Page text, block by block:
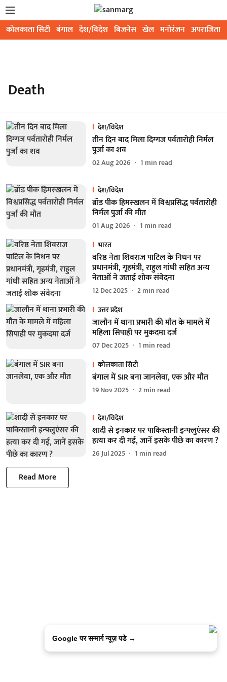
कोलकाता सिटी बंगाल देश/विदेश बिजनेस खेल मनोरंजन अपराजिता
Death
देश/विदेश
तीन दिन बाद मिला दिग्गज पर्वतारोही निर्मल
पुर्जा का शव
02 Aug 2026 1 min read
देश/विदेश
ब्रॉड पीक हिमस्खलन में विश्वप्रसिद्ध पर्वतारोही
निर्मल पुर्जा की मौत
01 Aug 2026 1 min read
भारत
वरिष्ठ नेता शिवराज पाटिल के निधन पर
प्रधानमंत्री, गृहमंत्री, राहुल गांधी सहित अन्य
नेताओं ने जताई शोक संवेदना
12 Dec 2025 2min read
उत्तर प्रदेश
जालौन में थाना प्रभारी की मौत के मामले में
महिला सिपाही पर मुकदमा दर्ज
07 Dec 2025 1 min read
कोलकाता सिटी
बंगाल में SIR बना जानलेवा, एक और मौत
19 Nov 2025 2min read
देश/विदेश
शादी से इनकार पर पाकिस्तानी इन्फ्लुएंसर की
हत्या कर दी गई, जानें इसके पीछे का कारण ?
26 Jul 2025 1 min read
Read More
Google पर सन्मार्ग न्यूज़ पडे →